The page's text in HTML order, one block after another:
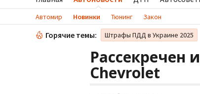
Автомир Новинки Тюнинг Закон
Горячие темы: Штрафы ПДД в Украине 2025
Рассекречен
Chevrolet